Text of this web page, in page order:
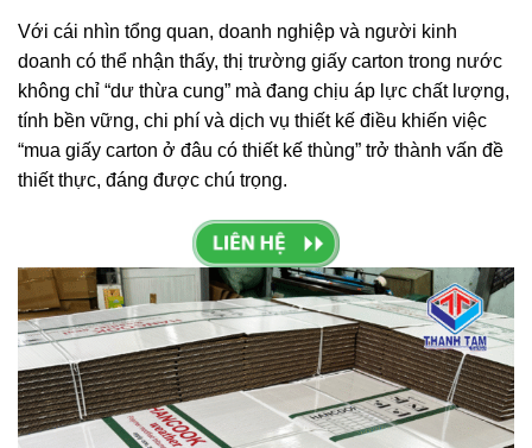
Với cái nhìn tổng quan, doanh nghiệp và người kinh
doanh có thể nhận thấy, thị trường giấy carton trong nước
không chỉ “dư thừa cung” mà đang chịu áp lực chất lượng,
tính bền vững, chi phí và dịch vụ thiết kế điều khiến việc
“mua giấy carton ở đâu có thiết kế thùng” trở thành vấn đề
thiết thực, đáng được chú trọng.